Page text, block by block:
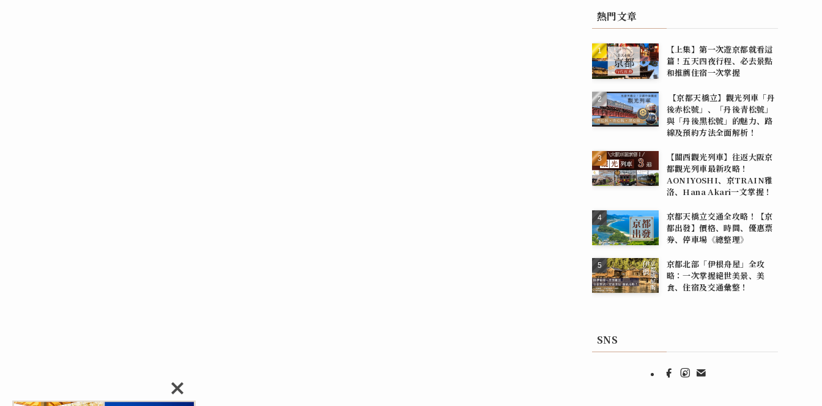
熱門文章
【上集】第一次遊京都就看這
篇！五天四夜行程、必去景點
和推薦住宿一次掌握
【京都天橋立】觀光列車「丹
後赤松號」、「丹後青松號」
與「丹後黑松號」的魅力、路
線及預約方法全面解析！
【關西觀光列車】往返大阪京
都觀光列車最新攻略！
AONIYOSHI、京TRAIN雅
洛、Hana Akari一文掌握！
京都天橋立交通全攻略！【京
都出發】價格、時間、優惠票
券、停車場《總整理》
京都北部「伊根舟屋」全攻
略：一次掌握絕世美景、美
食、住宿及交通彙整！
SNS